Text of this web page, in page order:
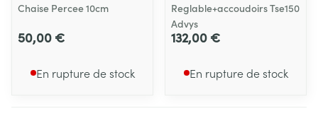
Chaise Percee 10cm
50,00 €
En rupture de stock
Reglable+accoudoirs Tse150
Advys
132,00 €
En rupture de stock